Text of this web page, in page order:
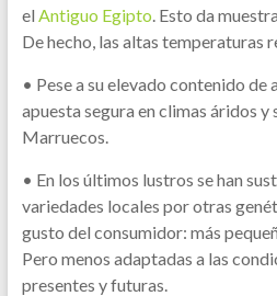
el Antiguo Egipto . Esto da
De hecho, las altas temperaturas
• Pese a su elevado contenido de
apuesta segura en climas áridos y
Marruecos.
• En los últimos lustros se han
variedades locales por otras
gusto del consumidor: más
Pero menos adaptadas a las
presentes y futuras.